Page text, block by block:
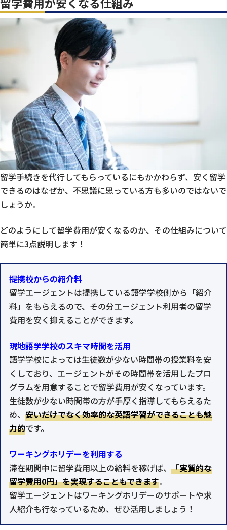
留学手続きを代行してもらっているにもかかわらず、安く留学
できるのはなぜか、不思議に思っている方も多いのではないで
しょうか。
どのようにして留学費用が安くなるのか、その仕組みについて
簡単に3点説明します！
提携校からの紹介料
留学エージェントは提携している語学学校側から「紹介
料」をもらえるので、その分エージェント利用者の留学
費用を安く抑えることができます。
現地語学学校のスキマ時間を活用
語学学校によっては生徒数が少ない時間帯の授業料を安
くしており、エージェントがその時間帯を活用したプロ
グラムを用意することで留学費用が安くなっています。
生徒数が少ない時間帯の方が手厚く指導してもらえるた
め、 安いだけでなく効率的な英語学習ができることも魅
力的です。
ワーキングホリデーを利用する
滞在期間中に留学費用以上の給料を稼げば、 「実質的な
留学費用0円」を実現することもできます。
留学エージェントはワーキングホリデーのサポートや求
人紹介も行なっているため、ぜひ活用しましょう！